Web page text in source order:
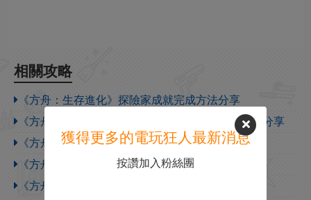
相關攻略
《方舟：生存進化》探險家成就完成方法分享
《方舟：生存進化》核心島的生存者完成成就方法分享
《方舟：生存進化》神器獲取方法分享
《方舟：生存進化》飛升等級完成成就方法分享
《方舟：生存進化》生存者進化完成成就方法分享
獲得更多的電玩狂人最新消息
按讚加入粉絲團